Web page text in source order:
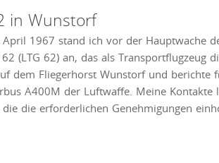
in Wunstorf
1967 stand ich vor der Hauptwache
(LTG 62) an, das als Transportflugzeug
dem Fliegerhorst Wunstorf und berichte
A400M der Luftwaffe. Meine Kontakte
die erforderlichen Genehmigungen